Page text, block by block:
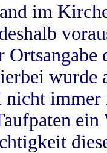
im
wurde
nicht